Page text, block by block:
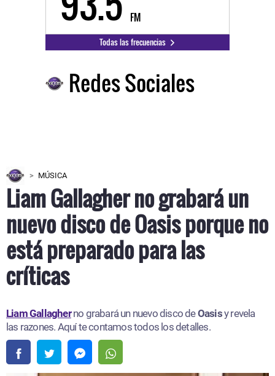
FM
Todas las frecuencias
Redes Sociales
MÚSICA
Liam Gallagher no grabará un
nuevo disco de Oasis porque no
está preparado para las
críticas
Liam Gallagherno grabará un nuevo disco deOasisy revela
las razones. Aquí te contamos todos los detalles.